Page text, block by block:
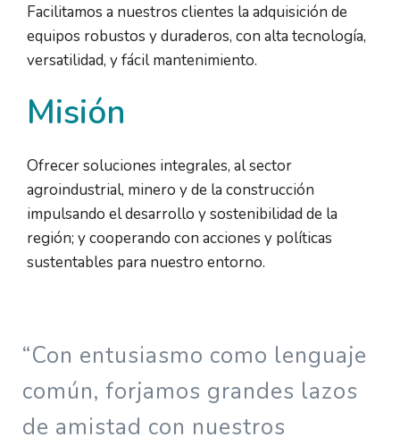
Facilitamos a nuestros clientes la adquisición de
equipos robustos y duraderos, con alta tecnología,
versatilidad, y fácil mantenimiento.
Misión
Ofrecer soluciones integrales, al sector
agroindustrial, minero y de la construcción
impulsando el desarrollo y sostenibilidad de la
región; y cooperando con acciones y políticas
sustentables para nuestro entorno.
“Con entusiasmo como lenguaje
común, forjamos grandes lazos
de amistad con nuestros